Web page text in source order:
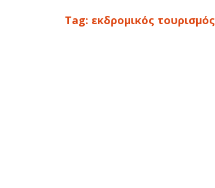
Tag: εκδρομικός τουρισμός